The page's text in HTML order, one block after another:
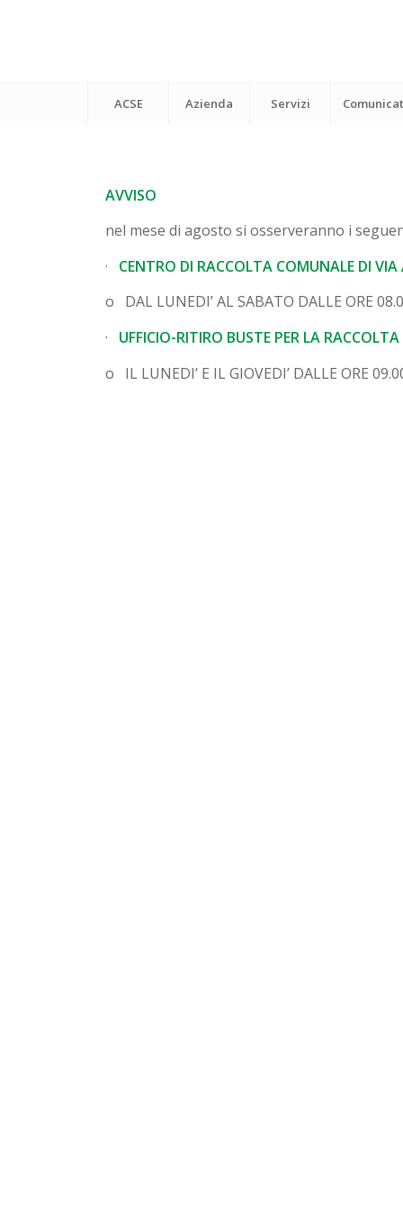
ACSE Azienda Servizi
AVVISO
nel mese di agosto si osserveranno i
· CENTRO DI RACCOLTA COMUNALE DI
o DAL LUNEDI’ AL SABATO DALLE ORE
· UFFICIO-RITIRO BUSTE PER LA
o IL LUNEDI’ E IL GIOVEDI’ DALLE ORE